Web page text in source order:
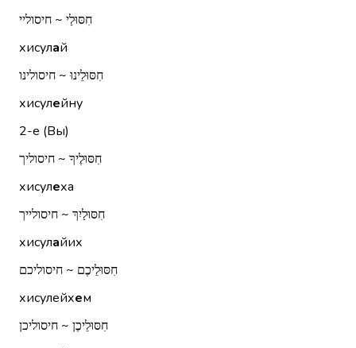
חִסּוּלַי ~ חיסוליי
хисулай
חִסּוּלֵינוּ ~ חיסולינו
хисулейну
2-е (Вы)
חִסּוּלֶיךָ ~ חיסוליך
хисулеха
חִסּוּלַיִךְ ~ חיסולייך
хисулайих
חִסּוּלֵיכֶם ~ חיסוליכם
хисулейхем
חִסּוּלֵיכֶן ~ חיסוליכן